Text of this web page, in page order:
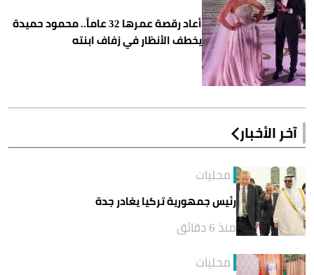
أعاد رقصة عمرها 32 عاماً.. محمود حميدة
يخطف الأنظار في زفاف ابنته
آخر الأخبار
محليات
رئيس جمهورية تركيا يغادر جدة
منذ 6 دقائق
محليات